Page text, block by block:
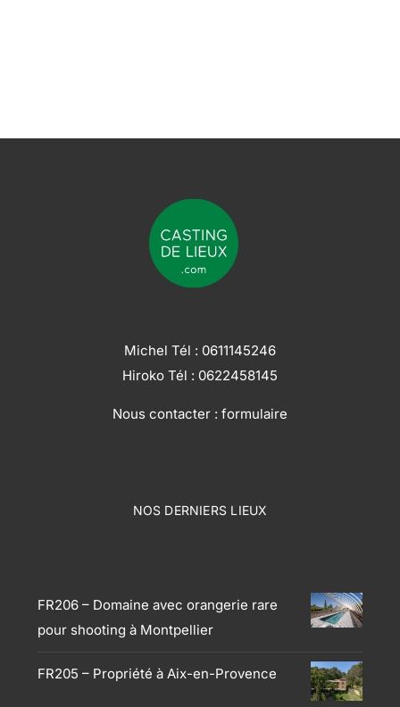
Michel Tél : 0611145246
Hiroko Tél : 0622458145
Nous contacter : formulaire
NOS DERNIERS LIEUX
FR206 – Domaine avec orangerie rare
pour shooting à Montpellier
FR205 – Propriété à Aix-en-Provence